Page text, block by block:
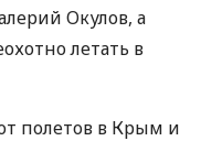
Окулов, а
летать в
полетов в Крым и